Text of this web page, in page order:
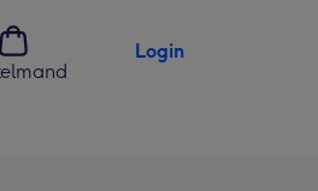
Login